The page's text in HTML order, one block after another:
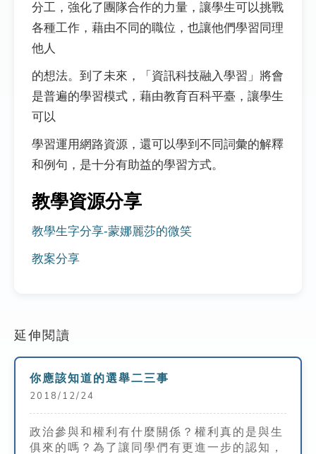
分工，強化了團隊合作的力量，讓學生可以挑戰
各種工作，藉由不同的職位，也讓他們學習同理
他人
的想法。到了未來，「資訊科技融入學習」將會
是普遍的學習模式，藉由教育百科平臺，讓學生
可以
學習運用網路資源，還可以學到不同詞彙的解釋
和例句，是十分有助益的學習方式。
教學資源分享
教學生字分享-蒙娜麗莎的微笑
教案分享
延伸閱讀
你應該知道的選舉二三事
2018/12/24
政治參與和權利有什麼關係？權利真的是與生
俱來的嗎？為了讓同學們有更進一步的認知，